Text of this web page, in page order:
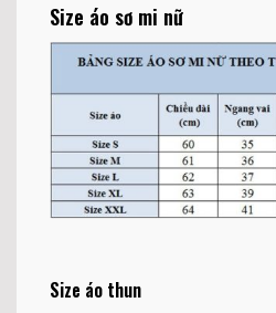
Size áo sơ mi nữ
Size áo thun